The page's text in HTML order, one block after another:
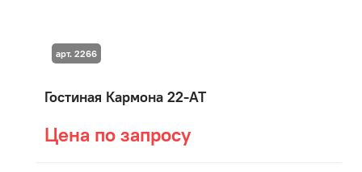
Гостиная Кармона 22-АТ
Цена по запросу
арт. 2266